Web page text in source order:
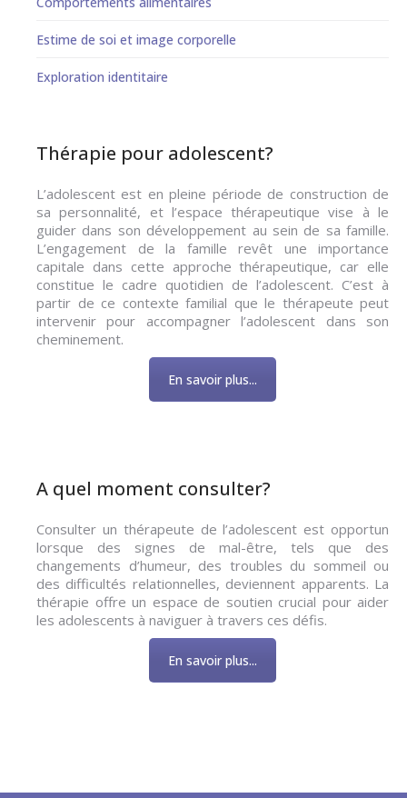
Estime de soi et image corporelle
Exploration identitaire
Thérapie pour adolescent?
L’adolescent est en pleine période de construction de
sa personnalité, et l’espace thérapeutique vise à le
guider dans son développement au sein de sa famille.
L’engagement de la famille revêt une importance
capitale dans cette approche thérapeutique, car elle
constitue le cadre quotidien de l’adolescent. C’est à
partir de ce contexte familial que le thérapeute peut
intervenir pour accompagner l’adolescent dans son
cheminement.
En savoir plus...
A quel moment consulter?
Consulter un thérapeute de l’adolescent est opportun
lorsque des signes de mal-être, tels que des
changements d’humeur, des troubles du sommeil ou
des difficultés relationnelles, deviennent apparents. La
thérapie offre un espace de soutien crucial pour aider
les adolescents à naviguer à travers ces défis.
En savoir plus...